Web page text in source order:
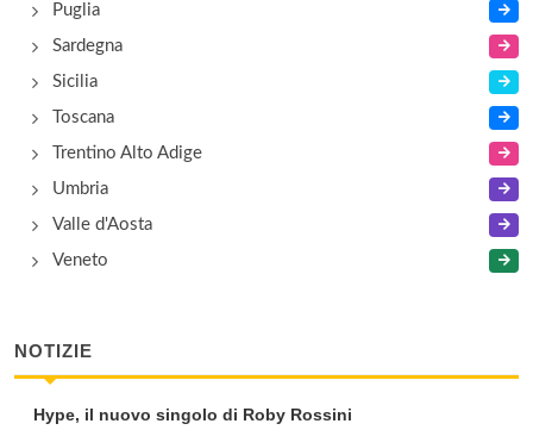
Puglia
Sardegna
Sicilia
Toscana
Trentino Alto Adige
Umbria
Valle d'Aosta
Veneto
NOTIZIE
Hype, il nuovo singolo di Roby Rossini